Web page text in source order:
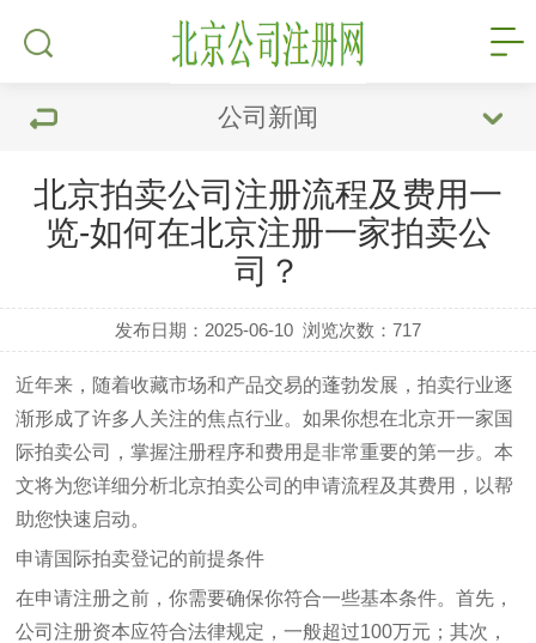
公司新闻
北京拍卖公司注册流程及费用一
览-如何在北京注册一家拍卖公
司？
发布日期：2025-06-10 浏览次数：717
近年来，随着收藏市场和产品交易的蓬勃发展，拍卖行业逐
渐形成了许多人关注的焦点行业。如果你想在北京开一家国
际拍卖公司，掌握注册程序和费用是非常重要的第一步。本
文将为您详细分析北京拍卖公司的申请流程及其费用，以帮
助您快速启动。
申请国际拍卖登记的前提条件
在申请注册之前，你需要确保你符合一些基本条件。首先，
公司注册资本应符合法律规定，一般超过100万元；其次，